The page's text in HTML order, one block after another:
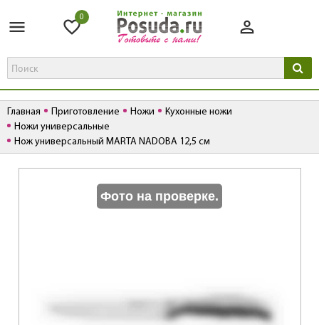
0
Главная Приготовление Ножи
Кухонные ножи
Ножи универсальные
Нож универсальный MARTA NADOBA 12,5 см
Фото на проверке.